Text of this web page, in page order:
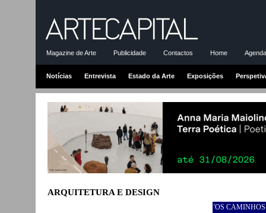
Magazine de Arte Publicidade Contactos Home
Notícias Entrevista Estado da Arte Exposições
ARQUITETURA E DESIGN
'OS